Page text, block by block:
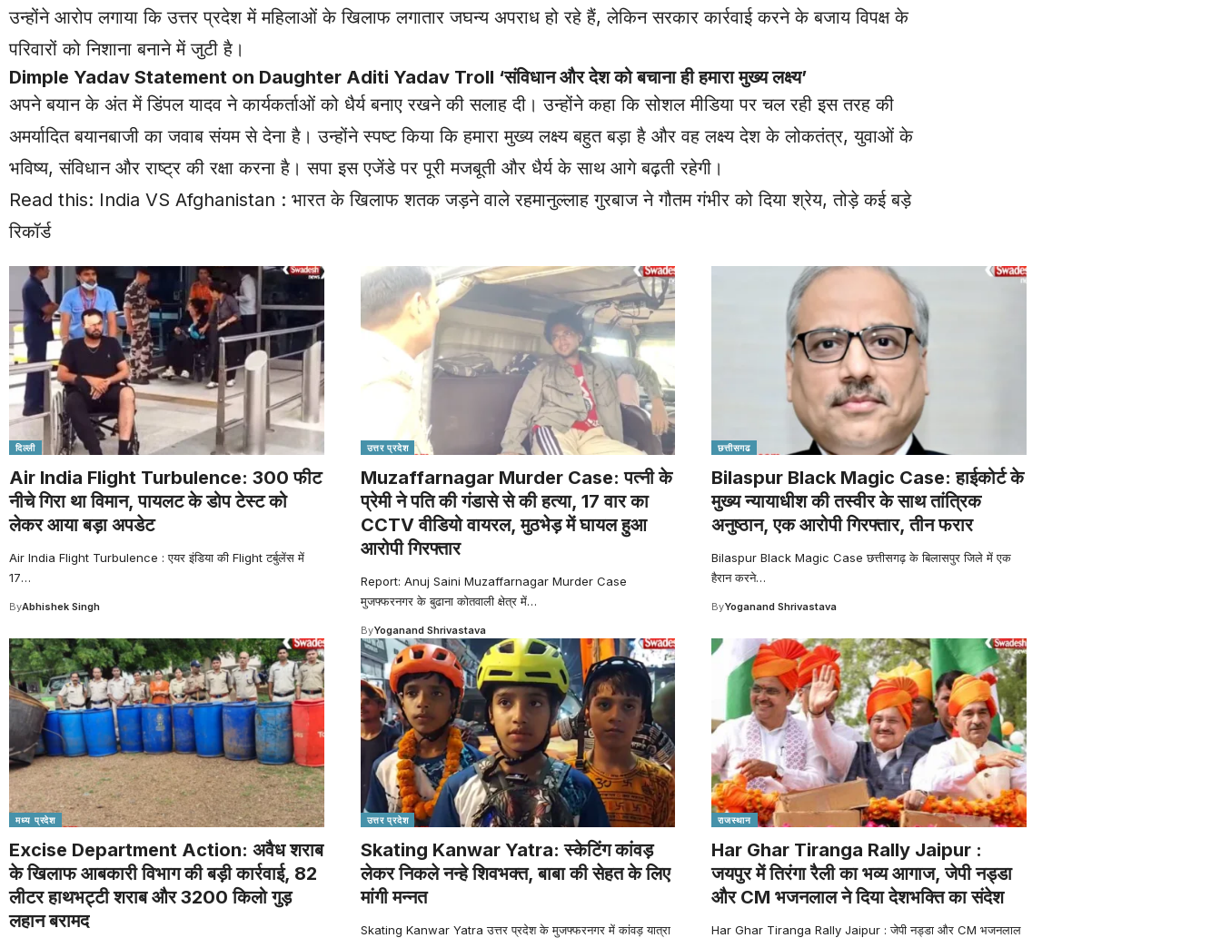
उन्होंने आरोप लगाया कि उत्तर प्रदेश में महिलाओं के खिलाफ लगातार जघन्य अपराध हो रहे हैं, लेकिन सरकार कार्रवाई करने के बजाय विपक्ष के
परिवारों को निशाना बनाने में जुटी है।
Dimple Yadav Statement on Daughter Aditi Yadav Troll ‘संविधान और देश को बचाना ही हमारा मुख्य लक्ष्य’
अपने बयान के अंत में डिंपल यादव ने कार्यकर्ताओं को धैर्य बनाए रखने की सलाह दी। उन्होंने कहा कि सोशल मीडिया पर चल रही इस तरह की
अमर्यादित बयानबाजी का जवाब संयम से देना है। उन्होंने स्पष्ट किया कि हमारा मुख्य लक्ष्य बहुत बड़ा है और वह लक्ष्य देश के लोकतंत्र, युवाओं के
भविष्य, संविधान और राष्ट्र की रक्षा करना है। सपा इस एजेंडे पर पूरी मजबूती और धैर्य के साथ आगे बढ़ती रहेगी।
Read this: India VS Afghanistan : भारत के खिलाफ शतक जड़ने वाले रहमानुल्लाह गुरबाज ने गौतम गंभीर को दिया श्रेय, तोड़े कई बड़े
रिकॉर्ड
दिल्ली
Air India Flight Turbulence: 300 फीट
नीचे गिरा था विमान, पायलट के डोप टेस्ट को
लेकर आया बड़ा अपडेट
Air India Flight Turbulence : एयर इंडिया की Flight टर्बुलेंस में
17…
ByAbhishek Singh
उत्तर प्रदेश
Muzaffarnagar Murder Case: पत्नी के
प्रेमी ने पति की गंडासे से की हत्या, 17 वार का
CCTV वीडियो वायरल, मुठभेड़ में घायल हुआ
आरोपी गिरफ्तार
Report: Anuj Saini Muzaffarnagar Murder Case
मुजफ्फरनगर के बुढाना कोतवाली क्षेत्र में…
ByYoganand Shrivastava
छत्तीसगढ
Bilaspur Black Magic Case: हाईकोर्ट के
मुख्य न्यायाधीश की तस्वीर के साथ तांत्रिक
अनुष्ठान, एक आरोपी गिरफ्तार, तीन फरार
Bilaspur Black Magic Case छत्तीसगढ़ के बिलासपुर जिले में एक
हैरान करने…
ByYoganand Shrivastava
मध्य प्रदेश
Excise Department Action: अवैध शराब
के खिलाफ आबकारी विभाग की बड़ी कार्रवाई, 82
लीटर हाथभट्टी शराब और 3200 किलो गुड़
लहान बरामद
उत्तर प्रदेश
Skating Kanwar Yatra: स्केटिंग कांवड़
लेकर निकले नन्हे शिवभक्त, बाबा की सेहत के लिए
मांगी मन्नत
Skating Kanwar Yatra उत्तर प्रदेश के मुजफ्फरनगर में कांवड़ यात्रा
राजस्थान
Har Ghar Tiranga Rally Jaipur :
जयपुर में तिरंगा रैली का भव्य आगाज, जेपी नड्डा
और CM भजनलाल ने दिया देशभक्ति का संदेश
Har Ghar Tiranga Rally Jaipur : जेपी नड्डा और CM भजनलाल